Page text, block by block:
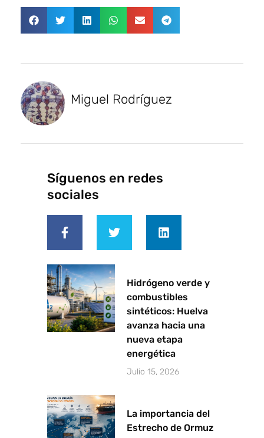
Miguel Rodríguez
Síguenos en redes
sociales
c
o
o
k
-
f
i
e
r
n
i
n
Hidrógeno verde y
combustibles
sintéticos: Huelva
avanza hacia una
nueva etapa
energética
Julio 15, 2026
La importancia del
Estrecho de Ormuz